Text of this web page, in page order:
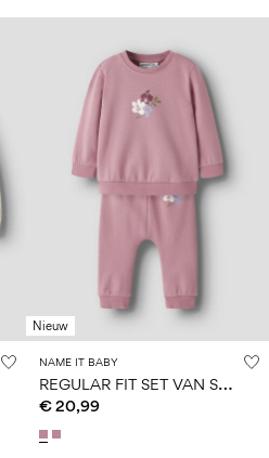
Nieuw
NAME IT BABY
R
EGULAR FIT SET VAN SWEAT-ITEMS
€ 20,99